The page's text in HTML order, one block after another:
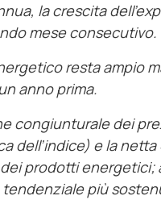
la crescita
mese consecutivo.
resta ampio
anno prima.
congiunturale dei
dell’indice) e la
prodotti energetici;
più